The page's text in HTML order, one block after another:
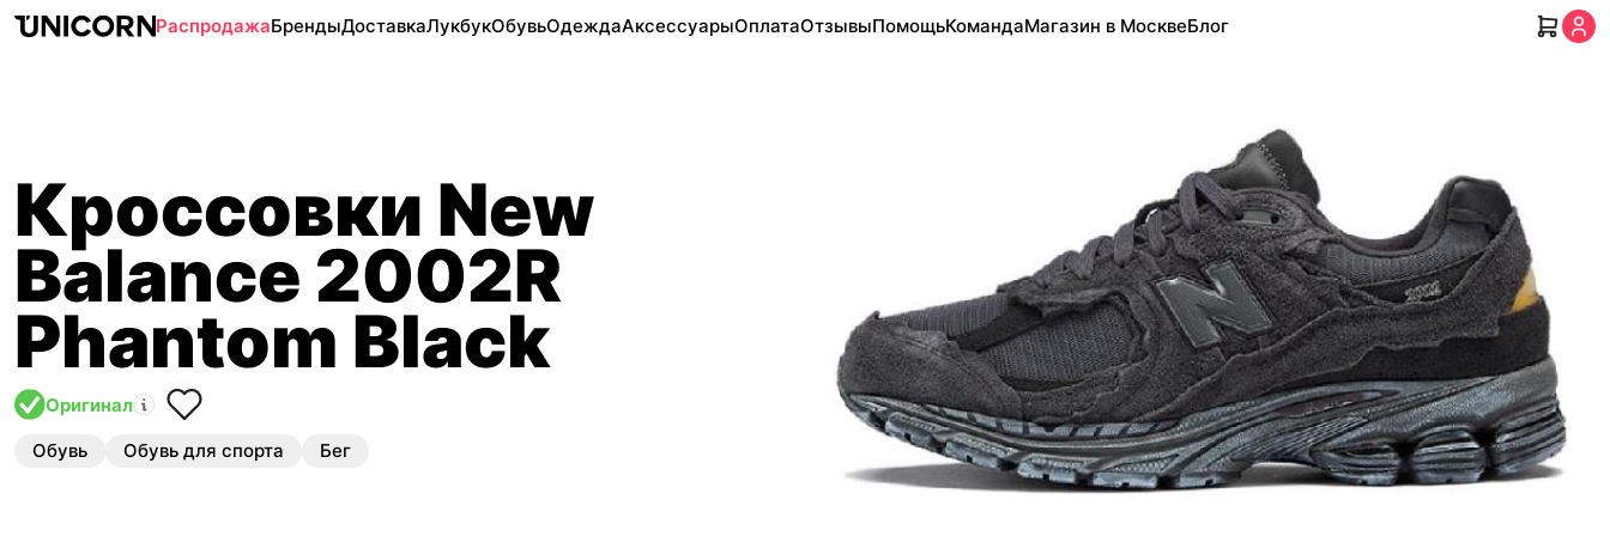
РаспродажаБрендыДоставкаЛукбукОбувьОдеждаАксессуарыОплатаОтзывыПомощьКомандаМагазин в МосквеБлог
Кроссовки New
Balance 2002R
Phantom Black
Оригинал
Обувь Обувь для спорта Бег